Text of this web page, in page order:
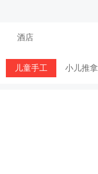
酒店
儿童手工 小儿推拿